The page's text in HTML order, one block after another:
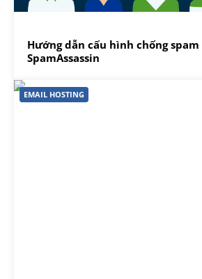
Hướng dẫn cấu hình chống
SpamAssassin
EMAIL HOSTING